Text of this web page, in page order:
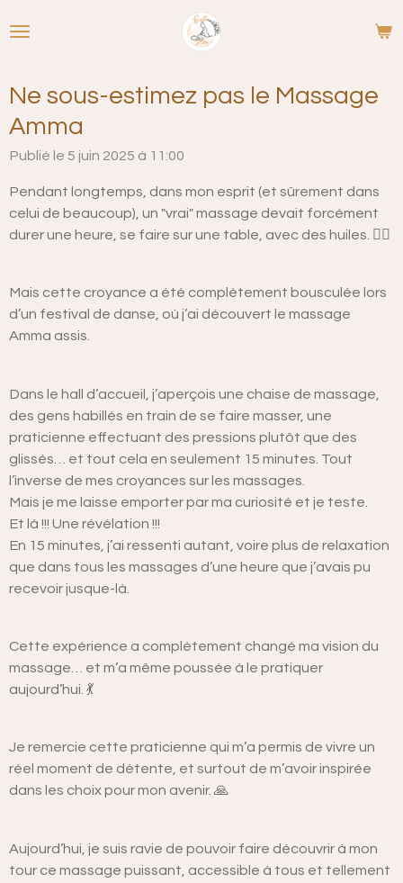
au
principal
Ne sous-estimez pas le Massage
Amma
Publié le 5 juin 2025 à 11:00
Pendant longtemps, dans mon esprit (et sûrement dans
celui de beaucoup), un "vrai" massage devait forcément
durer une heure, se faire sur une table, avec des huiles. 💆‍♀️
Mais cette croyance a été complètement bousculée lors
d’un festival de danse, où j’ai découvert le massage
Amma assis.
Dans le hall d’accueil, j’aperçois une chaise de massage,
des gens habillés en train de se faire masser, une
praticienne effectuant des pressions plutôt que des
glissés… et tout cela en seulement 15 minutes. Tout
l’inverse de mes croyances sur les massages.
Mais je me laisse emporter par ma curiosité et je teste.
Et là !!! Une révélation !!!
En 15 minutes, j’ai ressenti autant, voire plus de relaxation
que dans tous les massages d’une heure que j’avais pu
recevoir jusque-là.
Cette expérience a complètement changé ma vision du
massage… et m’a même poussée à le pratiquer
aujourd’hui. 💃
Je remercie cette praticienne qui m’a permis de vivre un
réel moment de détente, et surtout de m’avoir inspirée
dans les choix pour mon avenir. 🙏
Aujourd’hui, je suis ravie de pouvoir faire découvrir à mon
tour ce massage puissant, accessible à tous et tellement